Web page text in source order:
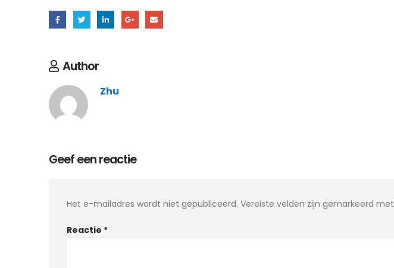
Author
Zhu
Geef een reactie
Het e-mailadres wordt niet gepubliceerd. Vereiste velden zijn gemarkeerd met
Reactie *